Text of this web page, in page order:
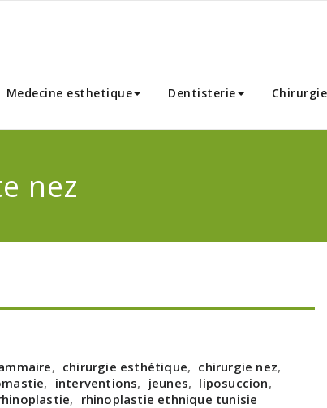
Medecine esthetique Dentisterie
nez
, chirurgie esthétique, chirurgie nez,
, interventions, jeunes, liposuccion,
, rhinoplastie ethnique tunisie